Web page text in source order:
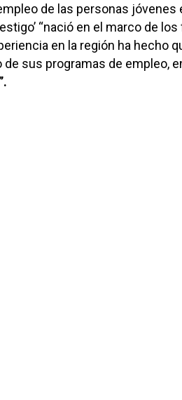
de las personas jóvenes
“nació en el marco de
en la región ha hecho
de sus programas de empleo,